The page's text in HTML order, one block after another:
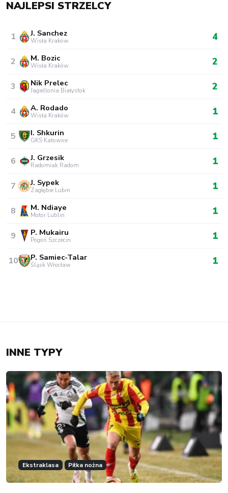
NAJLEPSI STRZELCY
1 J. Sanchez
Wisła Kraków 4
2 M. Bozic
Wisła Kraków 2
3 Nik Prelec
Jagiellonia Białystok 2
4 A. Rodado
Wisła Kraków 1
5 I. Shkurin
GKS Katowice 1
6 J. Grzesik
Radomiak Radom 1
7 J. Sypek
Zagłębie Lubin 1
8 M. Ndiaye
Motor Lublin 1
9 P. Mukairu
Pogoń Szczecin 1
10 P. Samiec-Talar
Śląsk Wrocław 1
INNE TYPY
Ekstraklasa Piłka nożna